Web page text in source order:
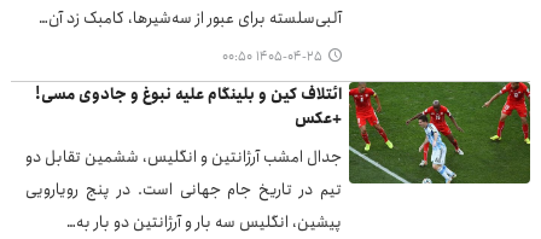
آلبی‌سلسته برای عبور از سه‌شیرها، کامبک زد آن…
۱۴۰۵-۰۴-۲۵ ۰۰:۵۰
ائتلاف کین و بلینگام علیه نبوغ و جادوی مسی!
+عکس
جدال امشب آرژانتین و انگلیس، ششمین تقابل دو
تیم در تاریخ جام‌ جهانی است. در پنج رویارویی
پیشین، انگلیس سه بار و آرژانتین دو بار به…